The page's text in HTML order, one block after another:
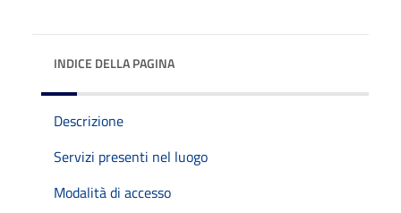
INDICE DELLA PAGINA
Descrizione
Servizi presenti nel luogo
Modalità di accesso